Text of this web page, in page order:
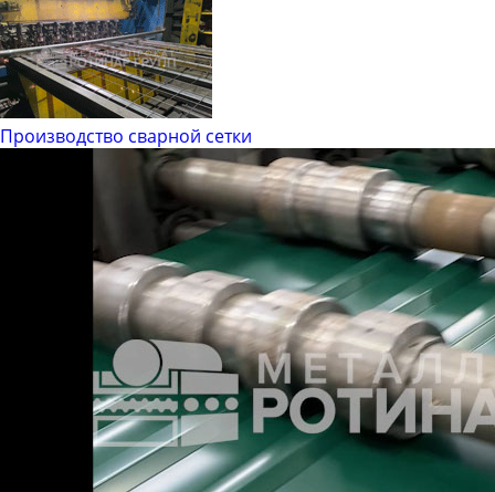
Производство сварной сетки